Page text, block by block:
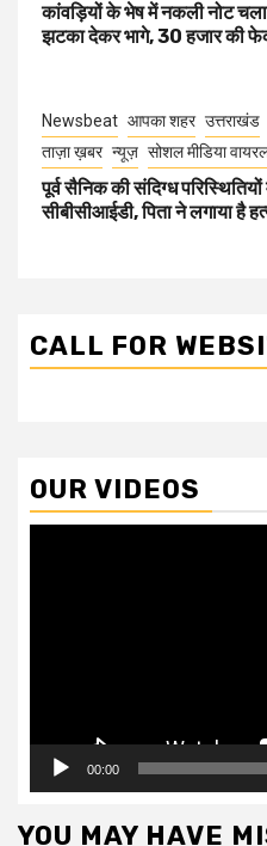
कांवड़ियों के भेष में नकली नोट
झटका देकर भागे, 30 हजार की
Newsbeat आपका शहर उत्तराखंड
ताज़ा ख़बर न्यूज़ सोशल मीडिया
पूर्व सैनिक की संदिग्ध
सीबीसीआईडी, पिता ने लगाया है
CALL FOR
OUR VIDEOS
00:00
YOU MAY HAVE